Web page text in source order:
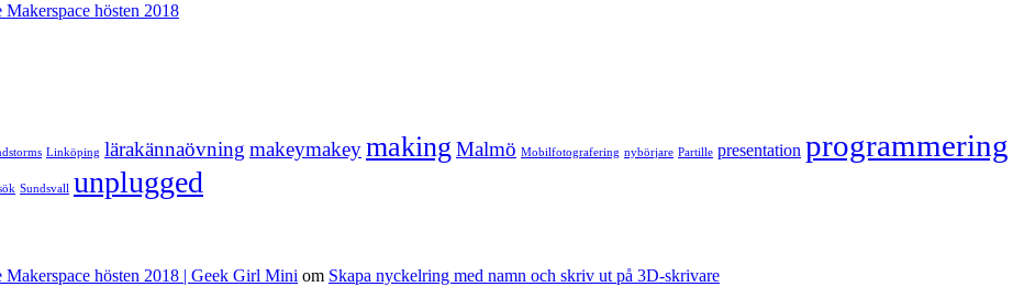
hösten 2018
Linköping lärakännaövning makeymakeymaking Malmö Mobilfotografering nybörjare Partille presentation programmering
Sundsvall unplugged
hösten 2018 | Geek Girl Mini om Skapa nyckelring med namn och skriv ut på 3D-skrivare